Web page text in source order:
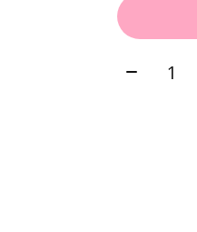
Aantal: